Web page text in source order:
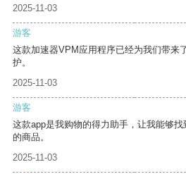
2025-11-03
游客
这款加速器VPM应用程序已经为我们带来
护。
2025-11-03
游客
这款app是我购物的得力助手，让我能够
的商品。
2025-11-03